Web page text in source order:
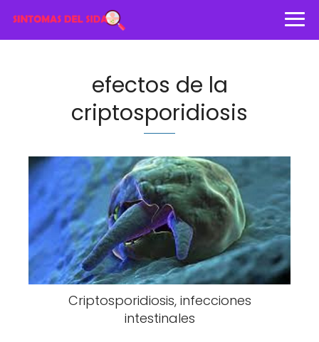
efectos de la
criptosporidiosis
Criptosporidiosis, infecciones
intestinales